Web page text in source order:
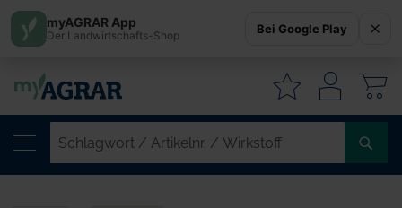
myAGRAR App
Der Landwirtschafts-Shop Bei Google Play